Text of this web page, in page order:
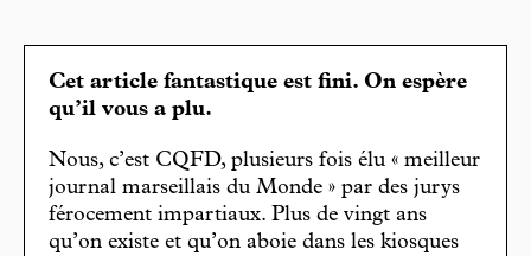
Cet article fantastique est fini. On espère
qu’il vous a plu.
Nous, c’est CQFD, plusieurs fois élu « meilleur
journal marseillais du Monde » par des jurys
férocement impartiaux. Plus de vingt ans
qu’on existe et qu’on aboie dans les kiosques